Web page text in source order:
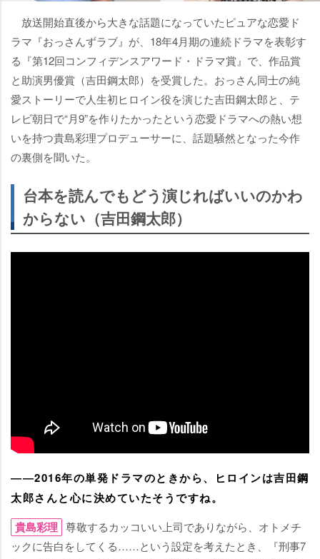
放送開始直後から大きな話題になっていたピュアな恋愛ド
ラマ『おっさんずラブ』が、18年4月期の連続ドラマを表彰す
る『第12回コンフィデンスアワード・ドラマ賞』で、作品賞
と助演男優賞（吉田鋼太郎）を受賞した。おっさん同士の純
愛ストーリーで人生初ヒロイン役を演じた吉田鋼太郎と、テ
レビ朝日で“月9”を作りたかったという恋愛ドラマへの熱い想
いを持つ貴島彩理プロデューサーに、話題騒然となった今作
の裏側を聞いた。
台本を読んでもどう演じればいいのかわ
からない（吉田鋼太郎）
――2016年の単発ドラマのときから、ヒロインは吉田鋼
太郎さんと心に決めていたそうですね。
貴島彩理 尊敬するカッコいい上司でありながら、オトメチ
ックに告白をしてくる……という設定を考えたとき、『刑事7